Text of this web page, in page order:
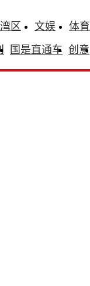
区 文娱 体育
国是直通车 创意